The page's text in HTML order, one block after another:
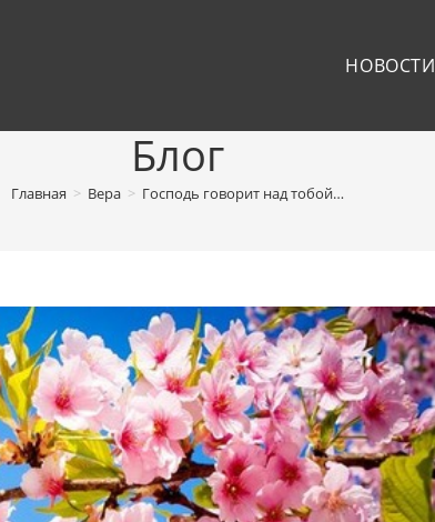
НОВОСТИ
Блог
Главная > Вера > Господь говорит над тобой…